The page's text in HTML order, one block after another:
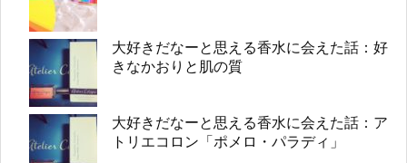
大好きだなーと思える香水に会えた話：好
きなかおりと肌の質
大好きだなーと思える香水に会えた話：ア
トリエコロン「ポメロ・パラディ」